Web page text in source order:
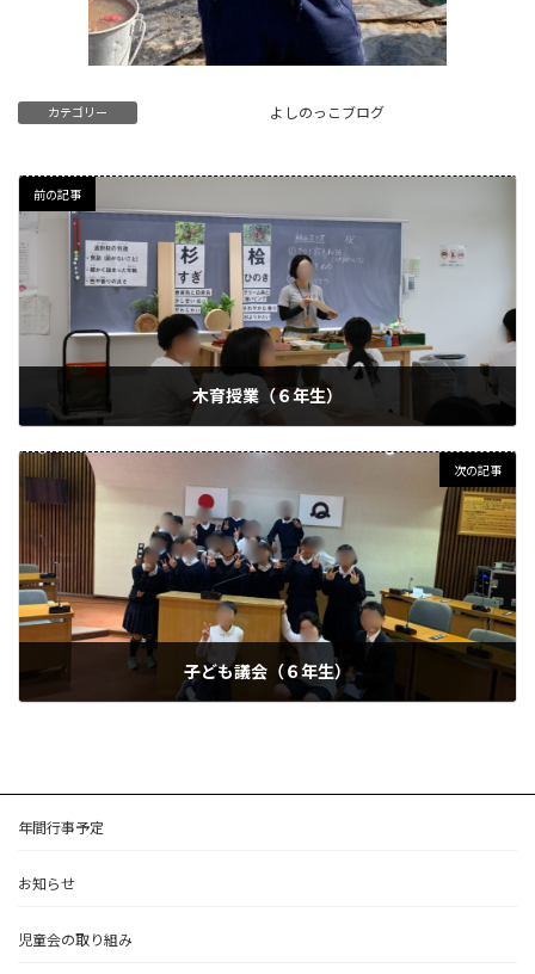
カテゴリー よしのっこブログ
前の記事
木育授業（６年生）
次の記事
子ども議会（６年生）
年間行事予定
お知らせ
児童会の取り組み